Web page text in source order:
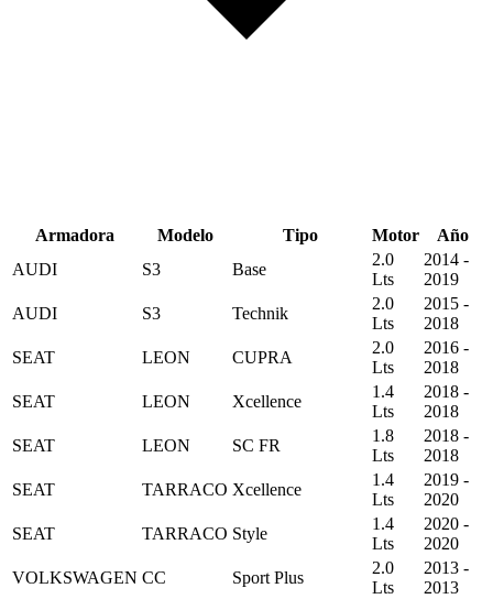
Armadora Modelo Tipo Motor
Año
AUDI
S3 Base
2.0
Lts
2014 -
2019
AUDI
S3 Technik
2.0
Lts
2015 -
2018
SEAT
LEON CUPRA
2.0
Lts
2016 -
2018
SEAT
LEON Xcellence
1.4
Lts
2018 -
2018
SEAT
LEON SC FR
1.8
Lts
2018 -
2018
SEAT
TARRACO Xcellence
1.4
Lts
2019 -
2020
SEAT
TARRACO Style
1.4
Lts
2020 -
2020
VOLKSWAGEN CC Sport Plus
2.0
Lts
2013 -
2013